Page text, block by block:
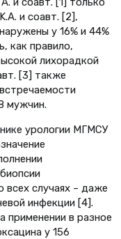
и соавт. [2],
у 16% и 44%
как правило,
лихорадкой
[3] также
мужчин.
урологии МГМСУ
всех случаях – даже
инфекции [4].
применении в разное
у 156